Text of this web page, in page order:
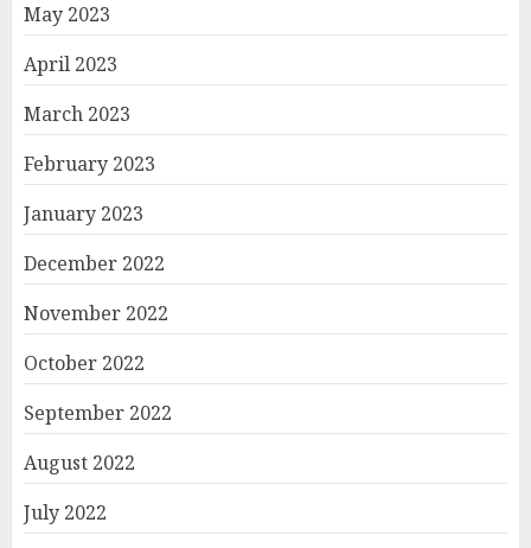
May 2023
April 2023
March 2023
February 2023
January 2023
December 2022
November 2022
October 2022
September 2022
August 2022
July 2022